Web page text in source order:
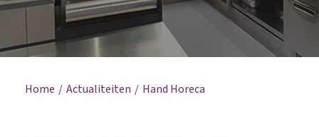
Home Actualiteiten Hand Horeca